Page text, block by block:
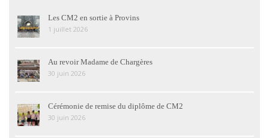
Les CM2 en sortie à Provins
1 juillet 2026
Au revoir Madame de Chargères
30 juin 2026
Cérémonie de remise du diplôme de CM2
30 juin 2026